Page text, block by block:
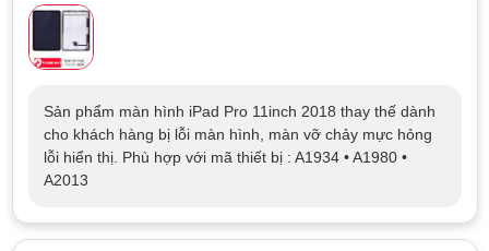
Sản phẩm màn hình iPad Pro 11inch 2018 thay thế dành
cho khách hàng bị lỗi màn hình, màn vỡ chảy mực hỏng
lỗi hiển thị. Phù hợp với mã thiết bị : A1934 • A1980 •
A2013